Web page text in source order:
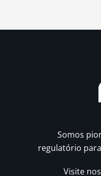
Somos
regulatório
Visite